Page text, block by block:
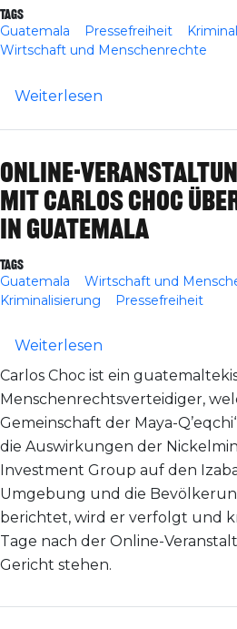
Tags
Guatemala Pressefreiheit
Wirtschaft und Menschenrechte
Weiterlesen
Online-
mit Carlos Choc
in Guatemala
Tags
Guatemala
Wirtschaft und
Kriminalisierung
Pressefreiheit
Weiterlesen
Carlos Choc ist ein
Menschenrechtsverteidiger,
Gemeinschaft der Maya-
die Auswirkungen der
Investment Group auf den
Umgebung und die
berichtet, wird er verfolgt und
Tage nach der Online-
Gericht stehen.